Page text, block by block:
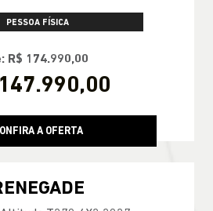
PESSOA FÍSICA
R$ 174.990,00
A OFERTA